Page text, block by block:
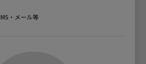
・メール等